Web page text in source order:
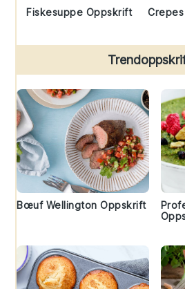
Fiskesuppe Oppskrift
Bœuf Wellington Oppskrift